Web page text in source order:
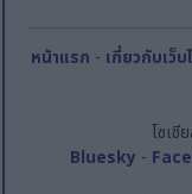
หน้าแรก - เกี่ยวกับเว็
โซเชี
Bluesky -